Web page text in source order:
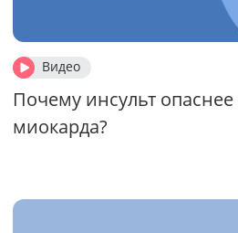
Видео
Почему инсульт
миокарда?